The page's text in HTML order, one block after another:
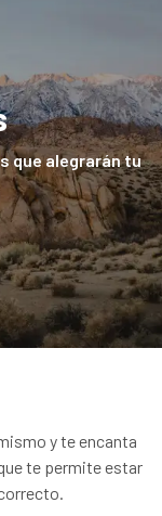
que alegrarán tu
y te encanta
te permite estar